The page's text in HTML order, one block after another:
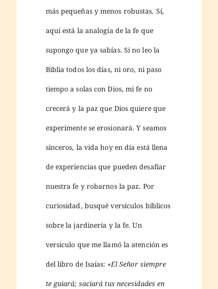
más pequeñas y menos robustas. Sí,
aquí está la analogía de la fe que
supongo que ya sabías. Si no leo la
Biblia todos los días, ni oro, ni paso
tiempo a solas con Dios, mi fe no
crecerá y la paz que Dios quiere que
experimente se erosionará. Y seamos
sinceros, la vida hoy en día está llena
de experiencias que pueden desafiar
nuestra fe y robarnos la paz. Por
curiosidad, busqué versículos bíblicos
sobre la jardinería y la fe. Un
versículo que me llamó la atención es
del libro de Isaías: «El Señor siempre
te guiará; saciará tus necesidades en